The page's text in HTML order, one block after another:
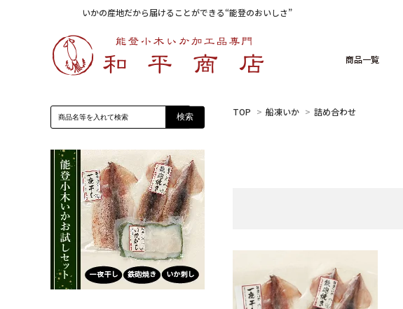
いかの産地だから届けることができる“能登のおいしさ”
商品一覧
いかの鉄砲焼き
能登いか煎餅
一夜干し(干物)
TOP > 船凍いか > 詰め合わせ
検索